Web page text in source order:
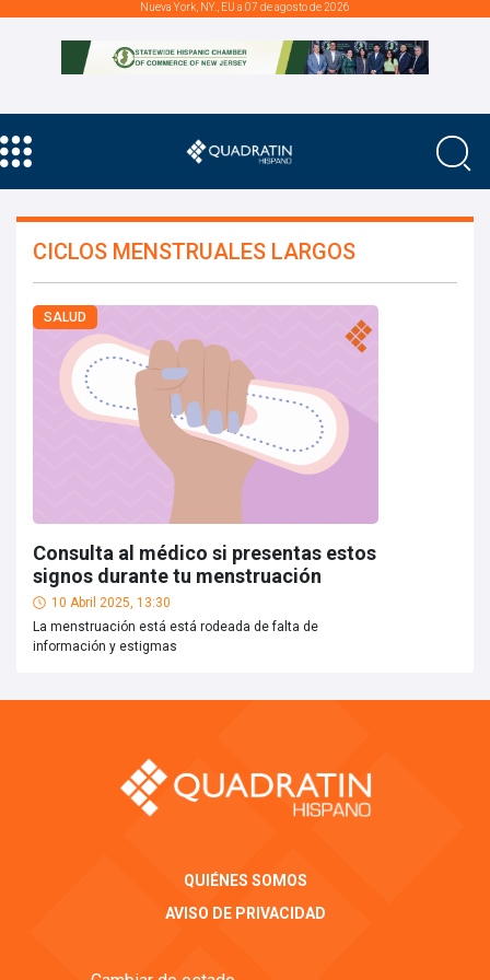
Nueva York, NY., EU a 07 de agosto de 2026
CICLOS MENSTRUALES LARGOS
SALUD
Consulta al médico si presentas estos
signos durante tu menstruación
10 Abril 2025, 13:30
La menstruación está está rodeada de falta de
información y estigmas
QUIÉNES SOMOS
AVISO DE PRIVACIDAD